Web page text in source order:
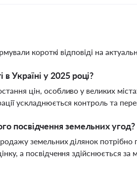
короткі відповіді на
Україні у 2025 році?
цін, особливо у великих
ускладнюється контроль та
посвідчення земельних угод?
земельних ділянок
а посвідчення здійснюється